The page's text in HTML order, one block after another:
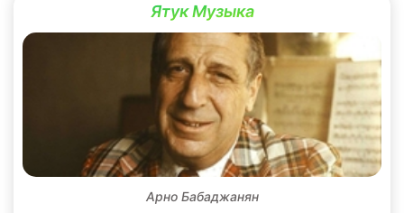
Ятук Музыка
Арно Бабаджанян